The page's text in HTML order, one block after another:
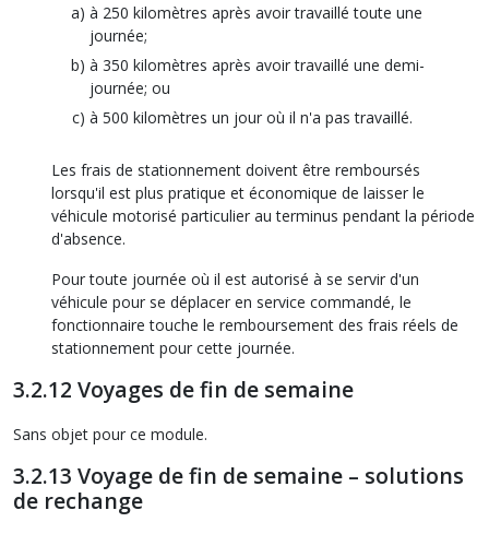
à 250 kilomètres après avoir travaillé toute une
journée;
à 350 kilomètres après avoir travaillé une demi-
journée; ou
à 500 kilomètres un jour où il n'a pas travaillé.
Les frais de stationnement doivent être remboursés
lorsqu'il est plus pratique et économique de laisser le
véhicule motorisé particulier au terminus pendant la période
d'absence.
Pour toute journée où il est autorisé à se servir d'un
véhicule pour se déplacer en service commandé, le
fonctionnaire touche le remboursement des frais réels de
stationnement pour cette journée.
3.2.12 Voyages de fin de semaine
Sans objet pour ce module.
3.2.13 Voyage de fin de semaine – solutions
de rechange